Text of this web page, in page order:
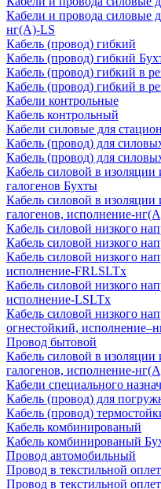
Кабели и провода силовые
нг(А)-LS
Кабель (провод) гибкий
Кабель (провод) гибкий
Кабель (провод) гибкий в
Кабель (провод) гибкий в
Кабели контрольные
Кабель контрольный
Кабели силовые для
Кабель (провод) для
Кабель (провод) для
Кабель силовой в
галогенов Бухты
Кабель силовой в
галогенов, исполнение-
Кабель силовой низкого
Кабель силовой низкого
Кабель силовой низкого
исполнение-FRLSLTx
Кабель силовой низкого
исполнение-LSLTx
Кабель силовой низкого
огнестойкий,
Провод бытовой
Кабель силовой в
галогенов, исполнение-
Кабели специального
Кабель (провод) для
Кабель (провод)
Кабель комбинированый
Кабель комбинированый
Провод автомобильный
Провод в текстильной
Провод в текстильной